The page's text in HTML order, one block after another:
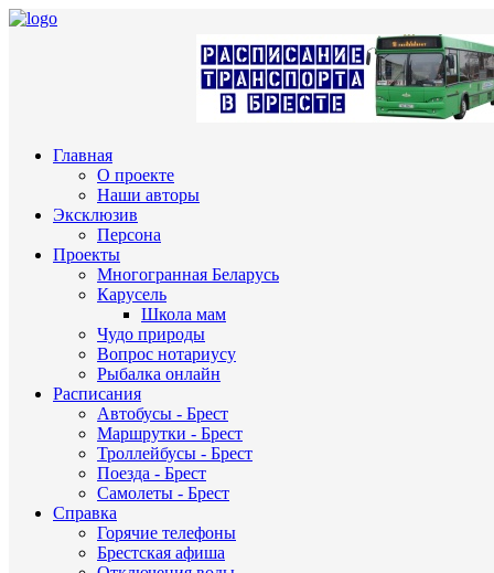
Главная
О проекте
Наши авторы
Эксклюзив
Персона
Проекты
Многогранная Беларусь
Карусель
Школа мам
Чудо природы
Вопрос нотариусу
Рыбалка онлайн
Расписания
Автобусы - Брест
Маршрутки - Брест
Троллейбусы - Брест
Поезда - Брест
Самолеты - Брест
Справка
Горячие телефоны
Брестская афиша